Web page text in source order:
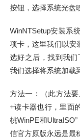
按钮，选择系统光盘
WinNTSetup安装系
项卡，这里我们以安
选好之后，找到我们
我们选择将系统加载
方法一：（此方法
+读卡器也行，里面
桃WinPE和
信官方原版永远是最